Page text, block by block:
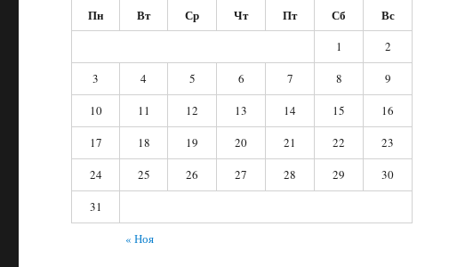
Пн Вт Ср Чт Пт Сб Вс
1
2
3
4 5 6 7 8
9
10
11 12 13 14 15
16
17
18 19 20 21 22
23
24
25 26 27 28 29
30
31
« Ноя